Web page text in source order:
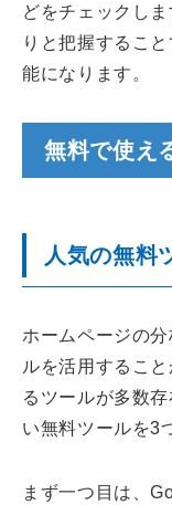
どをチェックし
りと把握するこ
能になります。
無料で使え
人気の無料
ホームページの
ルを活用するこ
るツールが多数
い無料ツールを3
まず一つ目は、